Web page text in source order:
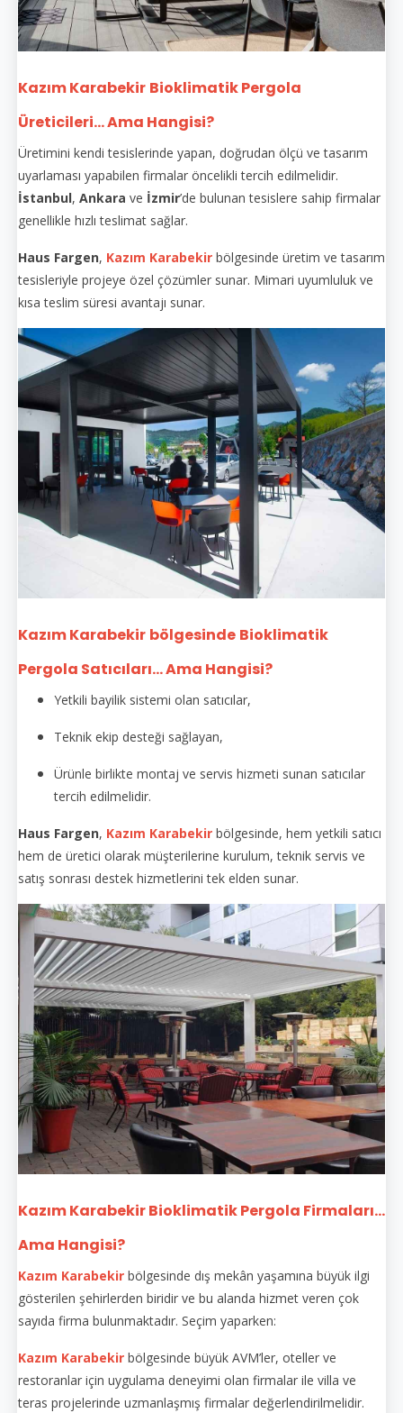
Kazım Karabekir Bioklimatik Pergola
Üreticileri... Ama Hangisi?
Üretimini kendi tesislerinde yapan, doğrudan ölçü ve tasarım
uyarlaması yapabilen firmalar öncelikli tercih edilmelidir.
İstanbul, Ankara ve İzmir’de bulunan tesislere sahip firmalar
genellikle hızlı teslimat sağlar.
Haus Fargen, Kazım Karabekir bölgesinde üretim ve tasarım
tesisleriyle projeye özel çözümler sunar. Mimari uyumluluk ve
kısa teslim süresi avantajı sunar.
Kazım Karabekir bölgesinde Bioklimatik
Pergola Satıcıları... Ama Hangisi?
Yetkili bayilik sistemi olan satıcılar,
Teknik ekip desteği sağlayan,
Ürünle birlikte montaj ve servis hizmeti sunan satıcılar
tercih edilmelidir.
Haus Fargen, Kazım Karabekir bölgesinde, hem yetkili satıcı
hem de üretici olarak müşterilerine kurulum, teknik servis ve
satış sonrası destek hizmetlerini tek elden sunar.
Kazım Karabekir Bioklimatik Pergola Firmaları...
Ama Hangisi?
Kazım Karabekir bölgesinde dış mekân yaşamına büyük ilgi
gösterilen şehirlerden biridir ve bu alanda hizmet veren çok
sayıda firma bulunmaktadır. Seçim yaparken:
Kazım Karabekir bölgesinde büyük AVM’ler, oteller ve
restoranlar için uygulama deneyimi olan firmalar ile villa ve
teras projelerinde uzmanlaşmış firmalar değerlendirilmelidir.